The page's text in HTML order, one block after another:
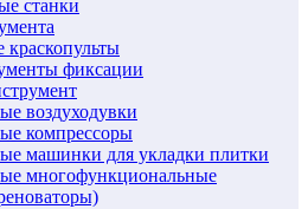
станки
краскопульты
фиксации
воздуходувки
компрессоры
машинки для укладки плитки
многофункциональные